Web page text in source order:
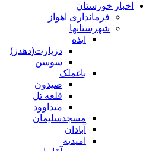
اخبار خوزستان
فرمانداری اهواز
شهرستانها
ایذه
دزپارت(دهدز)
سوسن
باغملک
صیدون
قلعه تل
میداوود
مسجدسلیمان
آبادان
امیدیه